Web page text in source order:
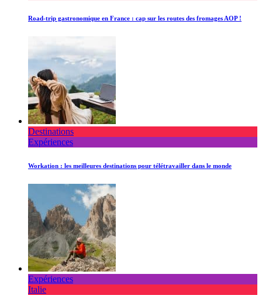
Road-trip gastronomique en France : cap sur les routes des fromages AOP !
Destinations
Expériences
Workation : les meilleures destinations pour télétravailler dans le monde
Expériences
Italie